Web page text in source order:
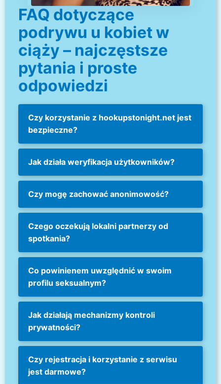
FAQ dotyczące
podrywu u kobiet w
ciąży – najczęstsze
pytania i proste
odpowiedzi
Czy korzystanie z hookupstonight.net jest
bezpieczne?
Jak działa weryfikacja użytkowników?
Czy mogę zachować anonimowość?
Czego oczekują lokalni partnerzy od
spotkania?
Co powinienem uwzględnić w swoim
profilu seksualnym?
Jak działają mechanizmy kontroli
prywatności?
Czy rejestracja i korzystanie z serwisu
jest darmowe?